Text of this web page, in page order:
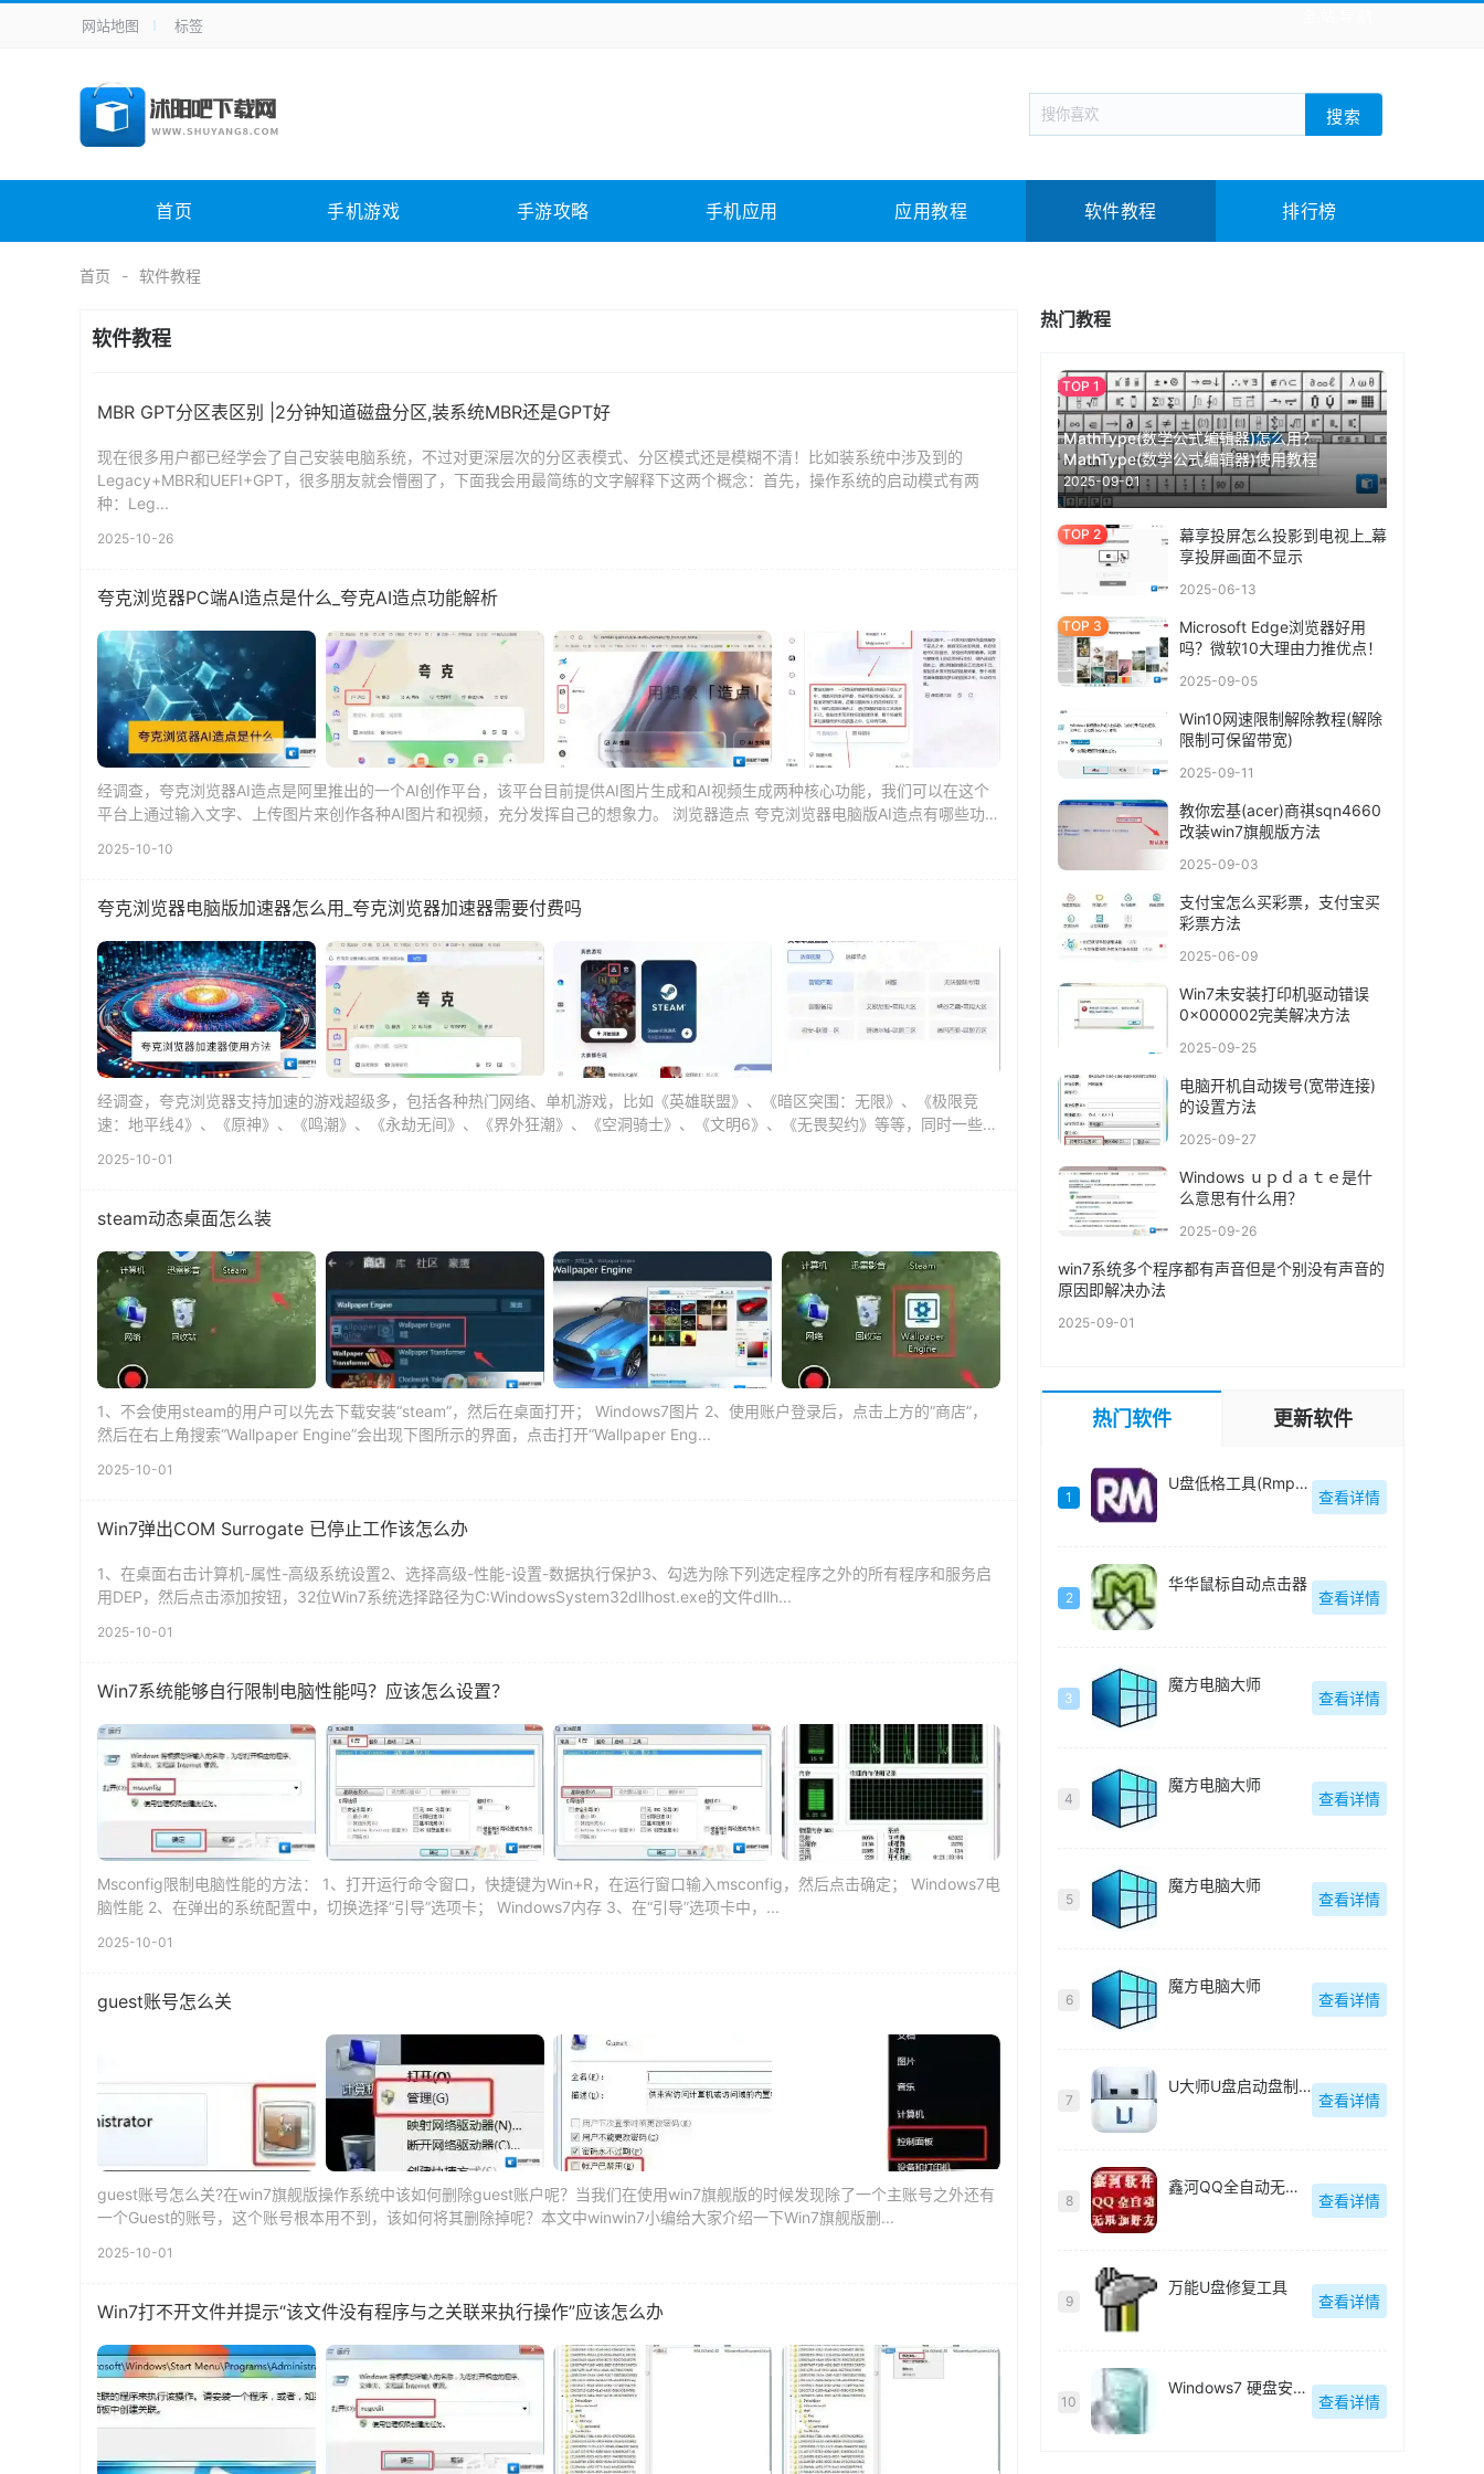
手机应用 新闻阅读 旅游出行 生活实用
手机游戏 H5游戏 回合网游 战棋游戏 枪战射击
电脑软件 其它类别 图形软件 安全相关 应用软件 影音软件 插件下载 教育教学 游戏娱乐 系统软件 素材下载
未分类 综合其它
网站地图 标签
搜索
首页 手机游戏 手游攻略 手机应用 应用教程 软件教程 排行榜
首页 软件教程
软件教程
MBR GPT分区表区别 |2分钟知道磁盘分区,装系统MBR还是GPT好
现在很多用户都已经学会了自己安装电脑系统，不过对更深层次的分区表模式、分区模式还是模糊不清！比如装系统中涉及到的
Legacy+MBR和UEFI+GPT，很多朋友就会懵圈了，下面我会用最简练的文字解释下这两个概念：首先，操作系统的启动模式有两
种：Leg...
2025-10-26
夸克浏览器PC端AI造点是什么_夸克AI造点功能解析
经调查，夸克浏览器AI造点是阿里推出的一个AI创作平台，该平台目前提供AI图片生成和AI视频生成两种核心功能，我们可以在这个
平台上通过输入文字、上传图片来创作各种AI图片和视频，充分发挥自己的想象力。 浏览器造点 夸克浏览器电脑版AI造点有哪些功能
2025-10-10
夸克浏览器电脑版加速器怎么用_夸克浏览器加速器需要付费吗
经调查，夸克浏览器支持加速的游戏超级多，包括各种热门网络、单机游戏，比如《英雄联盟》、《暗区突围：无限》、《极限竞
速：地平线4》、《原神》、《鸣潮》、《永劫无间》、《界外狂潮》、《空洞骑士》、《文明6》、《无畏契约》等等，同时一些游
2025-10-01
steam动态桌面怎么装
1、不会使用steam的用户可以先去下载安装“steam”，然后在桌面打开； Windows7图片 2、使用账户登录后，点击上方的“商店”，
然后在右上角搜索“Wallpaper Engine”会出现下图所示的界面，点击打开“Wallpaper Eng...
2025-10-01
Win7弹出COM Surrogate 已停止工作该怎么办
1、在桌面右击计算机-属性-高级系统设置2、选择高级-性能-设置-数据执行保护3、勾选为除下列选定程序之外的所有程序和服务启
用DEP，然后点击添加按钮，32位Win7系统选择路径为C:WindowsSystem32dllhost.exe的文件dllh...
2025-10-01
Win7系统能够自行限制电脑性能吗？应该怎么设置？
Msconfig限制电脑性能的方法： 1、打开运行命令窗口，快捷键为Win+R，在运行窗口输入msconfig，然后点击确定； Windows7电
脑性能 2、在弹出的系统配置中，切换选择“引导”选项卡； Windows7内存 3、在“引导”选项卡中，...
2025-10-01
guest账号怎么关
guest账号怎么关?在win7旗舰版操作系统中该如何删除guest账户呢？当我们在使用win7旗舰版的时候发现除了一个主账号之外还有
一个Guest的账号，这个账号根本用不到，该如何将其删除掉呢？本文中winwin7小编给大家介绍一下Win7旗舰版删...
2025-10-01
Win7打不开文件并提示“该文件没有程序与之关联来执行操作”应该怎么办
热门教程
MathType(数学公式编辑器)怎么用？
MathType(数学公式编辑器)使用教程
2025-09-01
幕享投屏怎么投影到电视上_幕
享投屏画面不显示
2025-06-13
Microsoft Edge浏览器好用
吗？微软10大理由力推优点！
2025-09-05
Win10网速限制解除教程(解除
限制可保留带宽)
2025-09-11
教你宏基(acer)商祺sqn4660
改装win7旗舰版方法
2025-09-03
支付宝怎么买彩票，支付宝买
彩票方法
2025-06-09
Win7未安装打印机驱动错误
0x000002完美解决方法
2025-09-25
电脑开机自动拨号(宽带连接)
的设置方法
2025-09-27
Windows ｕｐｄａｔｅ是什
么意思有什么用？
2025-09-26
win7系统多个程序都有声音但是个别没有声音的
原因即解决办法
2025-09-01
热门软件 更新软件
1
U盘低格工具(Rmprepusb)
查看详情
2
华华鼠标自动点击器
查看详情
3
魔方电脑大师
查看详情
4
魔方电脑大师
查看详情
5
魔方电脑大师
查看详情
6
魔方电脑大师
查看详情
7
U大师U盘启动盘制作工具
查看详情
8
鑫河QQ全自动无限加好友神器
查看详情
9
万能U盘修复工具
查看详情
10
Windows7 硬盘安装工具
查看详情